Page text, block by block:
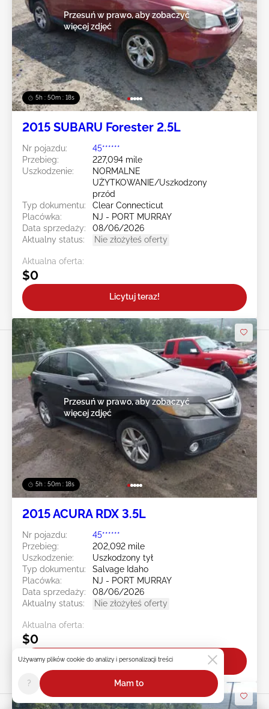
5h : 50m : 16s
Przesuń w prawo, aby zobaczyć
więcej zdjęć
2015 SUBARU Forester 2.5L
Nr pojazdu:
45******
Przebieg:
227,094 mile
Uszkodzenie:
NORMALNE
UŻYTKOWANIE/Uszkodzony
przód
Typ dokumentu:
Clear Connecticut
Placówka:
NJ - PORT MURRAY
Data sprzedaży:
08/06/2026
Aktualny status:
Nie złożyłeś oferty
Aktualna oferta:
$0
Licytuj teraz!
5h : 50m : 16s
Przesuń w prawo, aby zobaczyć
więcej zdjęć
2015 ACURA RDX 3.5L
Nr pojazdu:
45******
Przebieg:
202,092 mile
Uszkodzenie:
Uszkodzony tył
Typ dokumentu:
Salvage Idaho
Placówka:
NJ - PORT MURRAY
Data sprzedaży:
08/06/2026
Aktualny status:
Nie złożyłeś oferty
Aktualna oferta:
$0
Licytuj teraz!
Używamy plików cookie do analizy i personalizacji treści
? Mam to